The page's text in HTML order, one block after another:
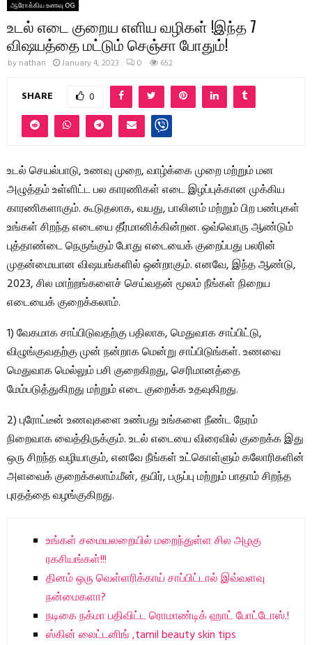
ஆரோக்கிய உணவு OG
உடல் எடை குறைய எளிய வழிகள் !இந்த 7
விஷயத்தை மட்டும் செஞ்சா போதும்!
by nathan January 4, 2023 0 652
SHARE 0
உடல் செயல்பாடு, உணவு முறை, வாழ்க்கை முறை மற்றும் மன
அழுத்தம் உள்ளிட்ட பல காரணிகள் எடை இழப்புக்கான முக்கிய
காரணிகளாகும். கூடுதலாக, வயது, பாலினம் மற்றும் பிற பண்புகள்
உங்கள் சிறந்த எடையை தீர்மானிக்கின்றன. ஒவ்வொரு ஆண்டும்
புத்தாண்டை நெருங்கும் போது எடையைக் குறைப்பது பலரின்
முதன்மையான விஷயங்களில் ஒன்றாகும். எனவே, இந்த ஆண்டு,
2023, சில மாற்றங்களைச் செய்வதன் மூலம் நீங்கள் நிறைய
எடையைக் குறைக்கலாம்.
1) வேகமாக சாப்பிடுவதற்கு பதிலாக, மெதுவாக சாப்பிட்டு,
விழுங்குவதற்கு முன் நன்றாக மென்று சாப்பிடுங்கள். உணவை
மெதுவாக மெல்லும் பசி குறைகிறது, செரிமானத்தை
மேம்படுத்துகிறது மற்றும் எடை குறைக்க உதவுகிறது.
2) புரோட்டீன் உணவுகளை உண்பது உங்களை நீண்ட நேரம்
நிறைவாக வைத்திருக்கும். உடல் எடையை விரைவில் குறைக்க இது
ஒரு சிறந்த வழியாகும், எனவே நீங்கள் உட்கொள்ளும் கலோரிகளின்
அளவைக் குறைக்கலாம்.மீன், தயிர், பருப்பு மற்றும் பாதாம் சிறந்த
புரதத்தை வழங்குகிறது.
உங்கள் சமையலறையில் மறைந்துள்ள சில அழகு
ரகசியங்கள்!!!
தினம் ஒரு வெள்ளரிக்காய் சாப்பிட்டால் இவ்வளவு
நன்மைகளா?
நடிகை நக்மா பதிவிட்ட ரொமாண்டிக் ஹாட் போட்டோஸ்.!
ஸ்கின் லைட்டனிங் ,tamil beauty skin tips